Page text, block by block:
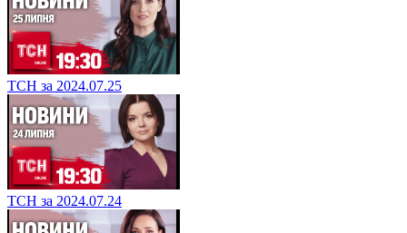
ТСН за 2024.07.25
ТСН за 2024.07.24